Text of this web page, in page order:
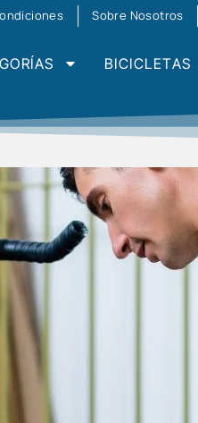
Sobre Nosotros
BICICLETAS